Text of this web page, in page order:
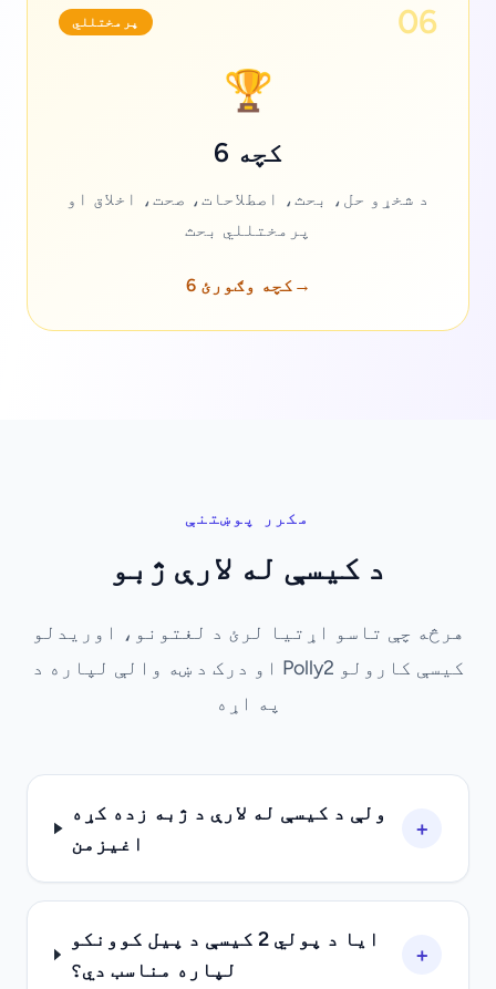
پرمختللي 06
🏆
کچه 6
د شخړو حل، بحث، اصطلاحات، صحت، اخلاق او
پرمختللي بحث
کچه وګورئ 6 →
مکرر پوښتنې
د کیسې له لارې ژبو
هرڅه چې تاسو اړتیا لرئ د لغتونو، اوریدلو
او درک د ښه والې لپاره د Polly2 کیسې کارولو
په اړه
ولې د کیسې له لارې د ژبه زده کړه
اغیزمن
+
ایا د پولي 2 کیسې د پیل کوونکو
لپاره مناسب دي؟
+